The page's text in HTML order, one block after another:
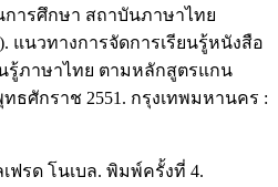
ารศึกษา สถาบันภาษาไทย
แนวทางการจัดการเรียนรู้หนังสือ
รู้ภาษาไทย ตามหลักสูตรแกน
ธศักราช 2551. กรุงเทพมหานคร :
ฟรด โนเบล. พิมพ์ครั้งที่ 4.